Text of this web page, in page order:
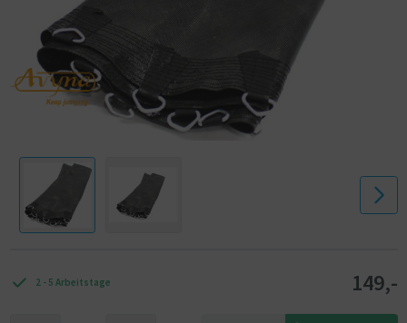
nicht dazwischen bekommen können. Avyna-Sprungmatten sind von
höchster Qualität und werden nach den strengsten
Sicherheitsanforderungen getestet.
Ist dies das richtige Sprungtuch für mein Trampolin?
Bei der Auswahl eines neuen Sprungtuches sind zwei Dinge zu
Größe des Trampolins. Halten Sie sich immer an die Größe des
Trampolinrahmens.
2) Die Anzahl der Federn; überprüfen Sie die Anzahl der
Federverbindungen/Haken. Zählen Sie mehr oder weniger Federn als
2 - 5 Arbeitstage 149,-